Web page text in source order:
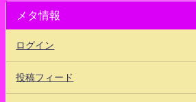
メタ情報
ログイン
投稿フィード